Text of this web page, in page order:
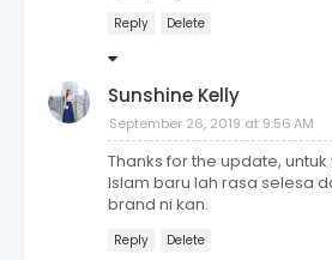
Reply Delete
Sunshine Kelly
September 26, 2019 at 9:56 AM
Thanks for the update,
Islam baru lah rasa selesa
brand ni kan.
Reply Delete